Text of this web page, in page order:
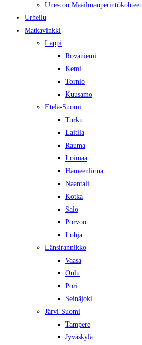
Unescon Maailmanperintökohteet
Urheilu
Matkavinkki
Lappi
Rovaniemi
Kemi
Tornio
Kuusamo
Etelä-Suomi
Turku
Laitila
Rauma
Loimaa
Hämeenlinna
Naantali
Kotka
Salo
Porvoo
Lohja
Länsirannikko
Vaasa
Oulu
Pori
Seinäjoki
Järvi-Suomi
Tampere
Jyväskylä